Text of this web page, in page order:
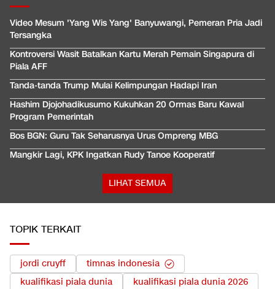
Video Mesum 'Yang Wis Yang' Banyuwangi, Pemeran Pria Jadi
Tersangka
Kontroversi Wasit Batalkan Kartu Merah Pemain Singapura di
Piala AFF
Tanda-tanda Trump Mulai Kelimpungan Hadapi Iran
Hashim Djojohadikusumo Kukuhkan 20 Ormas Baru Kawal
Program Pemerintah
Bos BGN: Guru Tak Seharusnya Urus Ompreng MBG
Mangkir Lagi, KPK Ingatkan Rudy Tanoe Kooperatif
LIHAT SEMUA
TOPIK TERKAIT
jordi cruyff
timnas indonesia
kualifikasi piala dunia
kualifikasi piala dunia 2026